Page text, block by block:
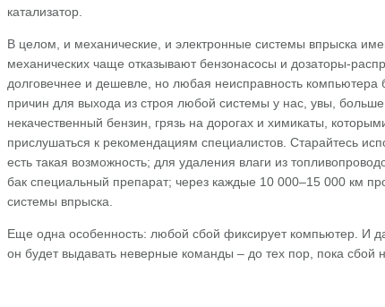
катализатор.
В целом, и механические, и электронные системы впрыска
механических чаще отказывают бензонасосы и дозаторы-
долговечнее и дешевле, но любая неисправность компьютера
причин для выхода из строя любой системы у нас, увы,
некачественный бензин, грязь на дорогах и химикаты,
прислушаться к рекомендациям специалистов. Старайтесь
есть такая возможность; для удаления влаги из
бак специальный препарат; через каждые 10 000–15 000 км
системы впрыска.
Еще одна особенность: любой сбой фиксирует компьютер. И
он будет выдавать неверные команды – до тех пор, пока сбой